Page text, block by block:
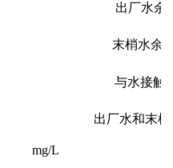
出厂水余
末梢水余
mg/L
与水接触
出厂水和末